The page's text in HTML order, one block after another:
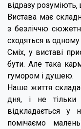
відразу
Вистава має
з безліччю
сходяться в
Сміх, у виставі
бути. Але така
гумором і душею.
Наше життя
дня, і не
відкладається
помічаємо